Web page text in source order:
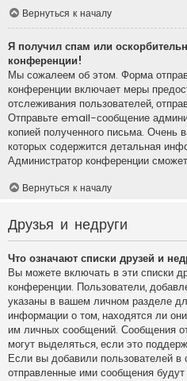
Вернуться к началу
Я получил спам или
конференции!
Мы сожалеем об этом. Форма
конференции включает меры
отслеживания пользователей,
Отправьте email-сообщение
копией полученного письма. Очень
которых содержится детальная
Администратор конференции
Вернуться к началу
Друзья и недруги
Что означают списки друзей и
Вы можете включать в эти списки
конференции. Пользователи,
указаны в вашем личном разделе
информации о том, находятся ли
им личных сообщений. Сообщения
могут выделяться, если это
Если вы добавили пользователей в
отправленные ими сообщения